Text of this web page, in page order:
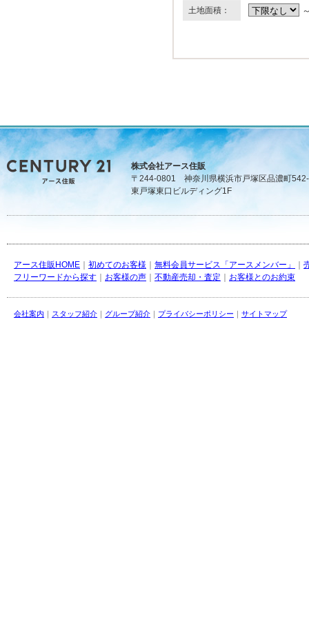
土地面積：
株式会社アース住販
〒244-0801 神奈川県横浜市戸塚区品濃町
東戸塚東口ビルディング1F
アース住販HOME ｜ 初めてのお客様 ｜ 無料会員サービス「アースメンバー」 ｜
フリーワードから探す ｜ お客様の声 ｜ 不動産売却・査定 ｜ お客様とのお約束
会社案内 ｜ スタッフ紹介 ｜ グループ紹介 ｜ プライバシーポリシー ｜ サイトマップ